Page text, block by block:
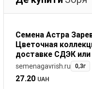
Семена Астра
Цветочная
доставке СДЭК
semenagavrish.ru 0,3г
27.20 UAH